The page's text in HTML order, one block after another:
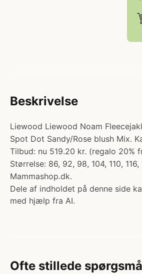
Beskrivelse
Liewood Liewood Noam
Spot Dot Sandy/Rose blush Mix.
Tilbud: nu 519.20 kr. (regalo 20%
Størrelse: 86, 92, 98, 104, 110,
Mammashop.dk.
Dele af indholdet på denne side
med hjælp fra AI.
Ofte stillede